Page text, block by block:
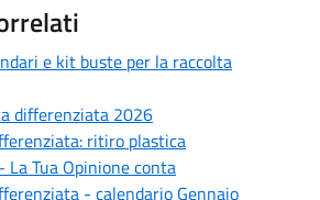
e kit buste per la raccolta
differenziata 2026
ritiro plastica
La Tua Opinione conta
- calendario Gennaio